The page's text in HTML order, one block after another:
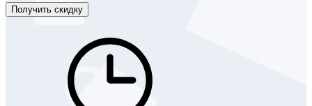
Получить скидку